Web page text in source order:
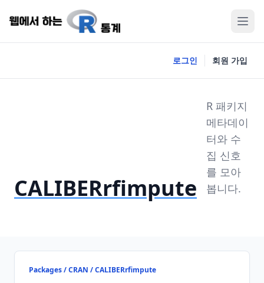
로그인 회원 가입
CALIBERrfimpute
R 패키지
메타데이
터와 수
집 신호
를 모아
봅니다.
Packages / CRAN / CALIBERrfimpute